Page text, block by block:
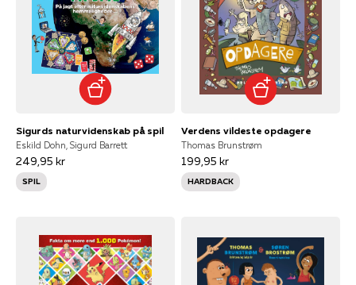
Sigurds naturvidenskab på spil
Eskild Dohn, Sigurd Barrett
249,95 kr
SPIL
Verdens vildeste opdagere
Thomas Brunstrøm
199,95 kr
HARDBACK